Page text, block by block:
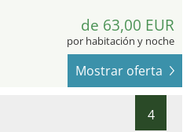
de 63,00 EUR
por habitación y noche
Mostrar oferta
4